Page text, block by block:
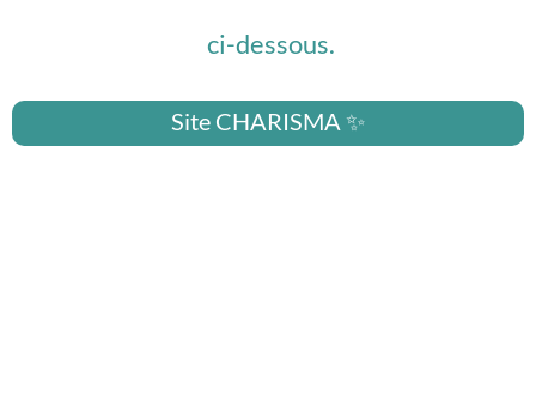
ci-dessous.
Site CHARISMA ✨